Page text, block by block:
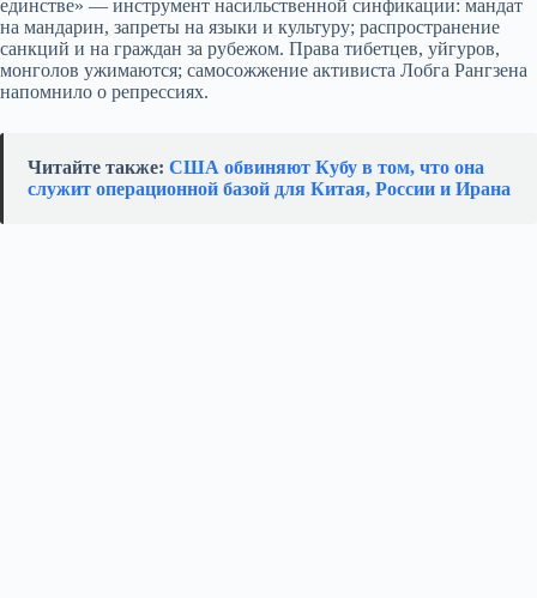
единстве» — инструмент насильственной синфикации: мандат
на мандарин, запреты на языки и культуру; распространение
санкций и на граждан за рубежом. Права тибетцев, уйгуров,
монголов ужимаются; самосожжение активиста Лобга Рангзена
напомнило о репрессиях.
Читайте также: США обвиняют Кубу в том, что она
служит операционной базой для Китая, России и Ирана